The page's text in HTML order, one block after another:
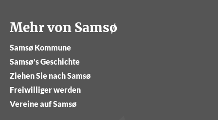
Mehr von Samsø
Samsø Kommune
Samsø’s Geschichte
Ziehen Sie nach Samsø
Freiwilliger werden
Vereine auf Samsø